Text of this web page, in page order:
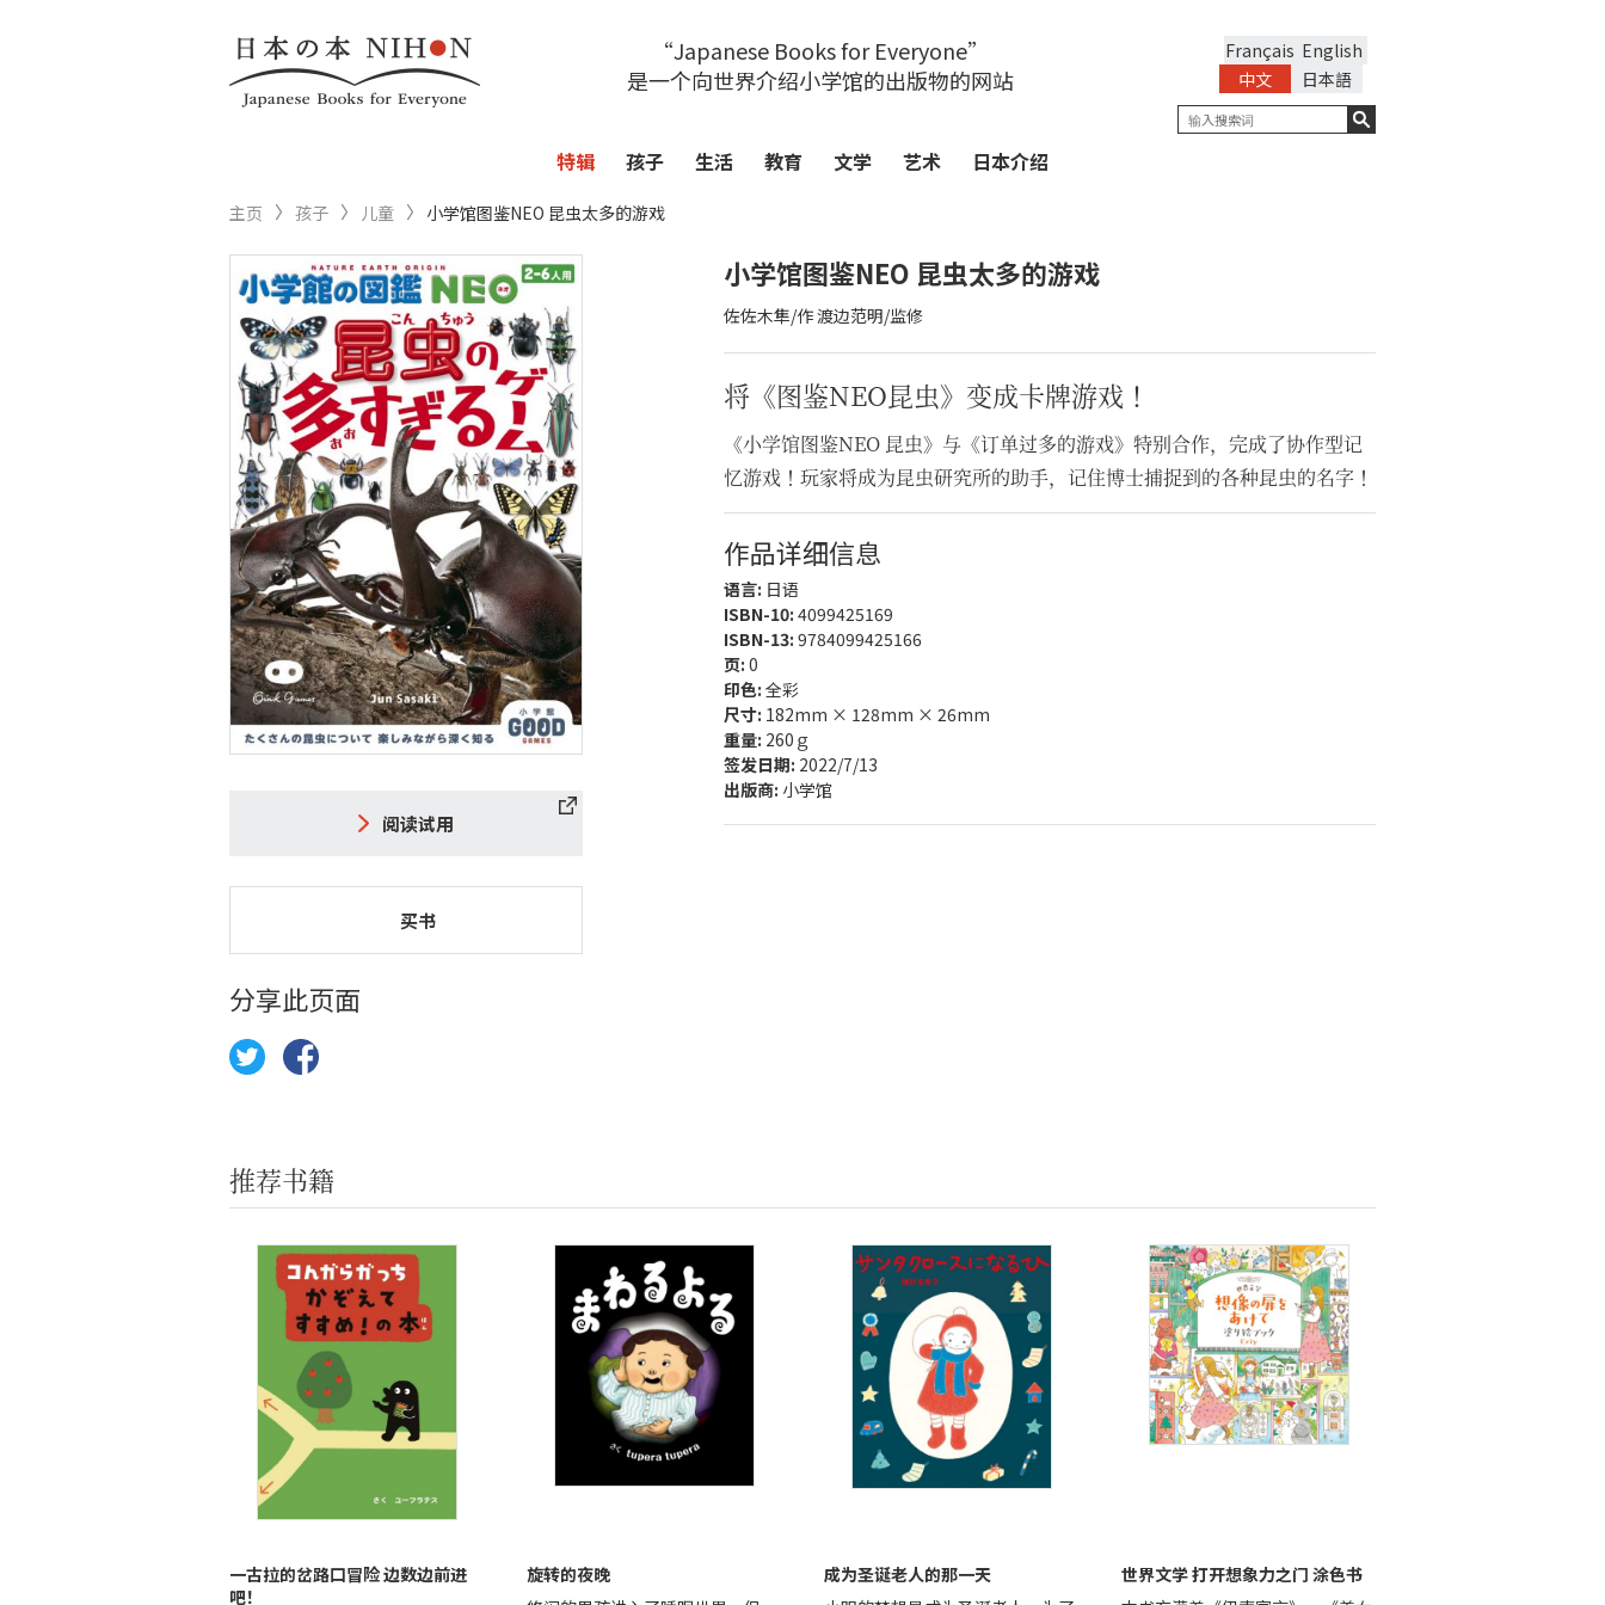
“Japanese Books for Everyone”
是一个向世界介绍小学馆的出版物的网站
English
Français
日本語
中文
特辑 孩子 生活 教育 文学 艺术 日本介绍
主页 孩子 儿童 小学馆图鉴NEO 昆虫太多的游戏
小学馆图鉴NEO 昆虫太多的游戏
佐佐木隼/作 渡边范明/监修
将《图鉴NEO昆虫》变成卡牌游戏！
《小学馆图鉴NEO 昆虫》与《订单过多的游戏》特别合作，完成了协作型记
忆游戏！玩家将成为昆虫研究所的助手，记住博士捕捉到的各种昆虫的名字！
作品详细信息
语言: 日语
ISBN-10: 4099425169
ISBN-13: 9784099425166
页: 0
印色: 全彩
尺寸: 182mm × 128mm × 26mm
重量: 260ｇ
签发日期: 2022/7/13
出版商: 小学馆
阅读试用
买书
分享此页面
推荐书籍
一古拉的岔路口冒险 边数边前进
吧！
旋转的夜晚
成为圣诞老人的那一天
世界文学 打开想象力之门 涂色书